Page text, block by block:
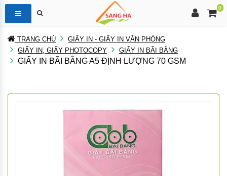
0
TRANG CHỦ
GIẤY IN - GIẤY IN VĂN PHÒNG
GIẤY IN, GIẤY PHOTOCOPY
GIẤY IN BÃI BẰNG
GIẤY IN BÃI BẰNG A5 ĐỊNH LƯỢNG 70 GSM